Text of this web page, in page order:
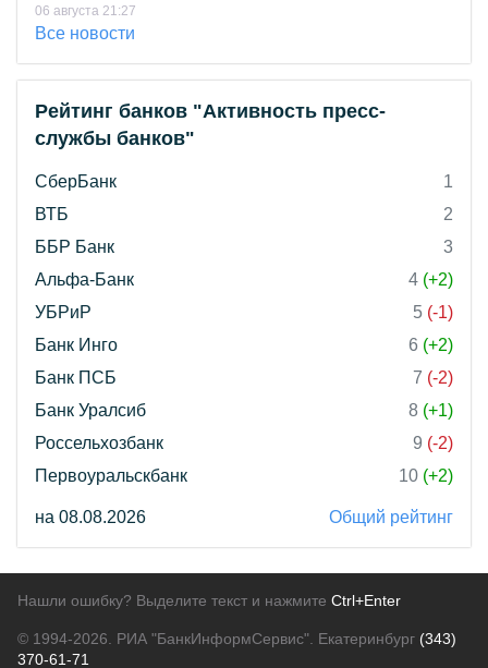
06 августа 21:27
Все новости
Рейтинг банков "Активность пресс-
службы банков"
СберБанк
1
ВТБ
2
ББР Банк
3
Альфа-Банк
4 (+2)
УБРиР
5 (-1)
Банк Инго
6 (+2)
Банк ПСБ
7 (-2)
Банк Уралсиб
8 (+1)
Россельхозбанк
9 (-2)
Первоуральскбанк
10 (+2)
на 08.08.2026 Общий рейтинг
Нашли ошибку? Выделите текст и нажмите Ctrl+Enter
© 1994-2026. РИА "БанкИнформСервис". Екатеринбург (343)
370-61-71